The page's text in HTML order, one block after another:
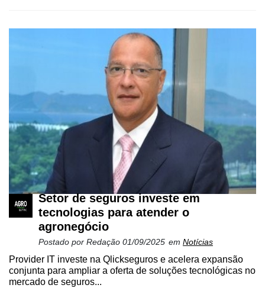
Setor de seguros investe em
tecnologias para atender o
agronegócio
Postado por Redação 01/09/2025 em Notícias
Provider IT investe na Qlickseguros e acelera expansão
conjunta para ampliar a oferta de soluções tecnológicas no
mercado de seguros...